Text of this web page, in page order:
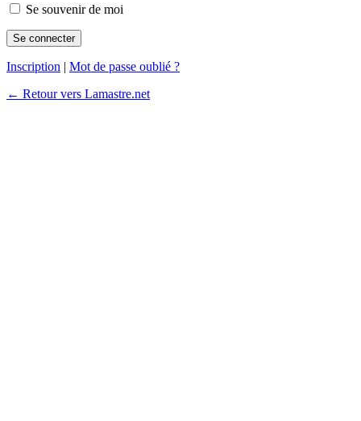
Se souvenir de moi
Inscription | Mot de passe oublié ?
← Retour vers Lamastre.net